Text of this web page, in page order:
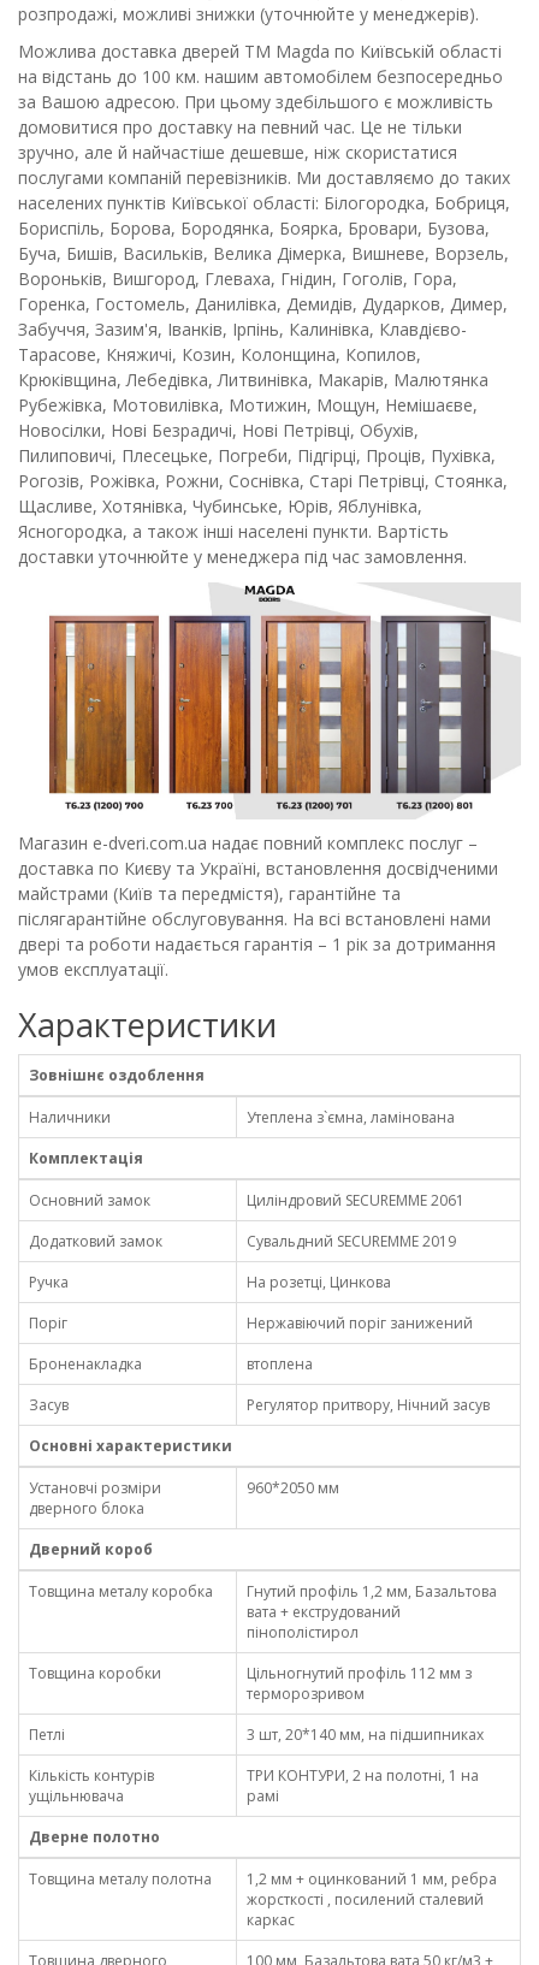
розпродажі, можливі знижки (уточнюйте у менеджерів).
Можлива доставка дверей ТМ Magda по Київській області
на відстань до 100 км. нашим автомобілем безпосередньо
за Вашою адресою. При цьому здебільшого є можливість
домовитися про доставку на певний час. Це не тільки
зручно, але й найчастіше дешевше, ніж скористатися
послугами компаній перевізників. Ми доставляємо до таких
населених пунктів Київської області: Білогородка, Бобриця,
Бориспіль, Борова, Бородянка, Боярка, Бровари, Бузова,
Буча, Бишів, Васильків, Велика Дімерка, Вишневе, Ворзель,
Вороньків, Вишгород, Глеваха, Гнідин, Гоголів, Гора,
Горенка, Гостомель, Данилівка, Демидів, Дударков, Димер,
Забуччя, Зазим'я, Іванків, Ірпінь, Калинівка, Клавдієво-
Тарасове, Княжичі, Козин, Колонщина, Копилов,
Крюківщина, Лебедівка, Литвинівка, Макарів, Малютянка
Рубежівка, Мотовилівка, Мотижин, Мощун, Немішаєве,
Новосілки, Нові Безрадичі, Нові Петрівці, Обухів,
Пилиповичі, Плесецьке, Погреби, Підгірці, Проців, Пухівка,
Рогозів, Рожівка, Рожни, Соснівка, Старі Петрівці, Стоянка,
Щасливе, Хотянівка, Чубинське, Юрів, Яблунівка,
Ясногородка, а також інші населені пункти. Вартість
доставки уточнюйте у менеджера під час замовлення.
Магазин e-dveri.com.ua надає повний комплекс послуг –
доставка по Києву та Україні, встановлення досвідченими
майстрами (Київ та передмістя), гарантійне та
післягарантійне обслуговування. На всі встановлені нами
двері та роботи надається гарантія – 1 рік за дотримання
умов експлуатації.
Характеристики
Зовнішнє оздоблення
Наличники
Утеплена з`ємна, ламінована
Комплектація
Основний замок
Циліндровий SECUREMME 2061
Додатковий замок
Сувальдний SECUREMME 2019
Ручка
На розетці, Цинкова
Поріг
Нержавіючий поріг занижений
Броненакладка
втоплена
Засув
Регулятор притвору, Нічний засув
Основні характеристики
Установчі розміри
дверного блока
960*2050 мм
Дверний короб
Товщина металу коробка
Гнутий профіль 1,2 мм, Базальтова
вата + екструдований
пінополістирол
Товщина коробки
Цільногнутий профіль 112 мм з
терморозривом
Петлі
3 шт, 20*140 мм, на підшипниках
Кількість контурів
ущільнювача
ТРИ КОНТУРИ, 2 на полотні, 1 на
рамі
Дверне полотно
Товщина металу полотна
1,2 мм + оцинкований 1 мм, ребра
жорсткості , посилений сталевий
каркас